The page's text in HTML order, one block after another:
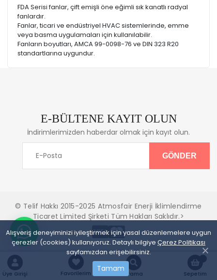
Sepetim
Arama
Favorilerim
Üye Girişi
FDA Serisi fanlar, çift emişli öne eğimli sık kanatlı radyal
fanlardır.
Fanlar, ticari ve endüstriyel HVAC sistemlerinde, emme
veya basma uygulamaları için kullanılabilir.
Fanların boyutları, AMCA 99-0098-76 ve DIN 323 R20
standartlarına uygundur.
Alışveriş deneyiminizi iyileştirmek için yasal düzenlemelere uygun
çerezler (cookies) kullanıyoruz. Detaylı bilgiye Çerez Politikası
sayfamızdan erişebilirsiniz.
Tamam
E-BÜLTENE KAYIT OLUN
İndirimlerimizden haberdar olmak için kayıt olun.
© Telif Hakkı 2015-2025 Atmosfair Enerji İklimlendirme
Ticaret Limited Şirketi Tüm Hakları Saklıdır.>